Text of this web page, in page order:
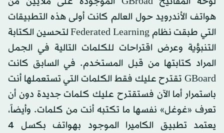
هواتف الأندرويد حول العالم كانت أولى هذه التطبيقات
التي طبقت نظام Federated Learning لتحسين الكتابة
التنبؤية وعرض اقتراحات للكلمات التالية في الجمل
المراد كتابتها من قبل المستخدم. في السابق كانت
GBoard تقترح عليك فقط الكلمات التي تستعملها أنت
باستمرار أما الآن فستقترح عليك كلمات جديدة دون أن
تعرف «غوغل» نفسها ما تكتبه أنت من كلمات. وأيضاً،
يعتمد تطبيق الكاميرا الموجود بهواتف بكسل 4